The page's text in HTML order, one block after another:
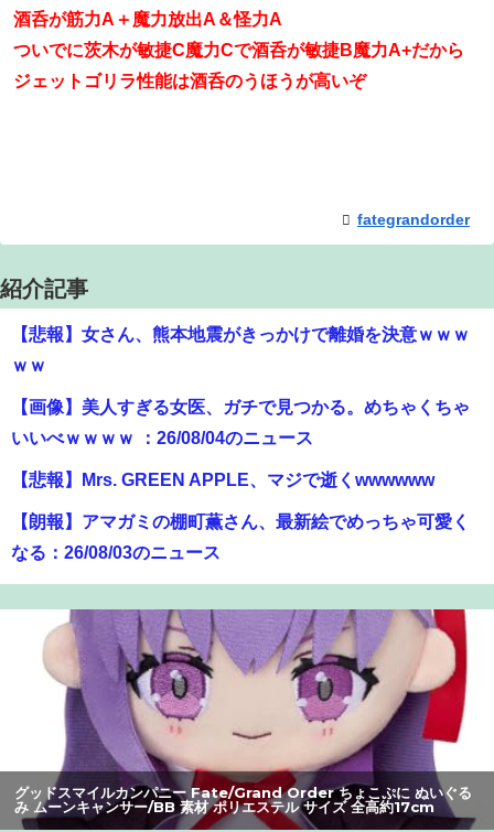
酒呑が筋力A＋魔力放出A＆怪力A
ついでに茨木が敏捷C魔力Cで酒呑が敏捷B魔力A+だから
ジェットゴリラ性能は酒呑のうほうが高いぞ
fategrandorder
紹介記事
【悲報】女さん、熊本地震がきっかけで離婚を決意ｗｗｗ
ｗｗ
【画像】美人すぎる女医、ガチで見つかる。めちゃくちゃ
いいべｗｗｗｗ ：26/08/04のニュース
【悲報】Mrs. GREEN APPLE、マジで逝くwwwwww
【朗報】アマガミの棚町薫さん、最新絵でめっちゃ可愛く
なる：26/08/03のニュース
ットミームと化すｗｗｗｗ
【悲報】Z世代の身長低下の理由、ついに判明かｗｗｗｗ：
26/08/02のニュース
【画像】大阪の高校「制服を”これ”に変えたら志願者がめ
ちゃくちゃ増えた」
【画像】瀬戸環奈（セトカン）さん、ティファのコスプレ
グッドスマイルカンパニー Fate/Grand Order ちょこぷに ぬいぐる
み ムーンキャンサー/BB 素材 ポリエステル サイズ 全高約17cm